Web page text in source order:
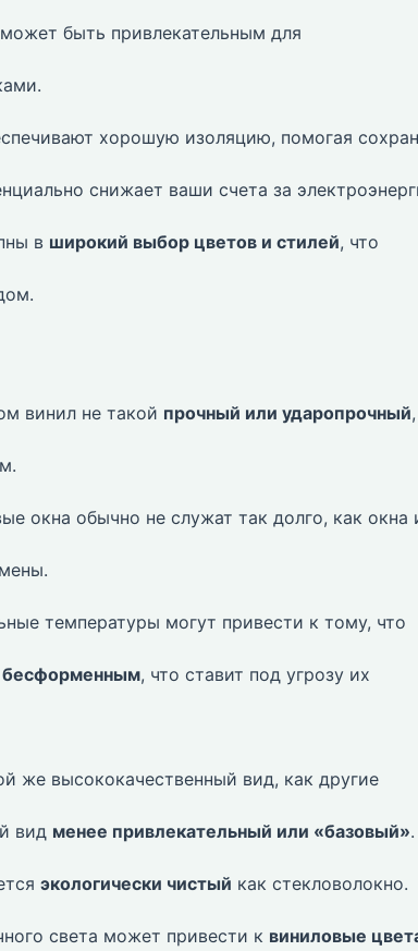
быть привлекательным для
хорошую изоляцию, помогая
снижает ваши счета за
в широкий выбор цветов и стилей, что
винил не такой прочный или ударопрочный,
окна обычно не служат так долго, как окна
температуры могут привести к тому, что
бесформенным, что ставит под угрозу их
же высококачественный вид, как другие
вид менее привлекательный или «базовый».
экологически чистый как стекловолокно.
света может привести к виниловые